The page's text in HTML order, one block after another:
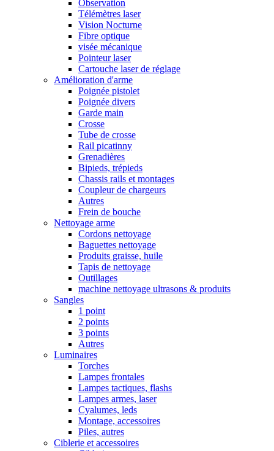
Observation
Télémètres laser
Vision Nocturne
Fibre optique
visée mécanique
Pointeur laser
Cartouche laser de réglage
Amélioration d'arme
Poignée pistolet
Poignée divers
Garde main
Crosse
Tube de crosse
Rail picatinny
Grenadières
Bipieds, trépieds
Chassis rails et montages
Coupleur de chargeurs
Autres
Frein de bouche
Nettoyage arme
Cordons nettoyage
Baguettes nettoyage
Produits graisse, huile
Tapis de nettoyage
Outillages
machine nettoyage ultrasons & produits
Sangles
1 point
2 points
3 points
Autres
Luminaires
Torches
Lampes frontales
Lampes tactiques, flashs
Lampes armes, laser
Cyalumes, leds
Montage, accessoires
Piles, autres
Ciblerie et accessoires